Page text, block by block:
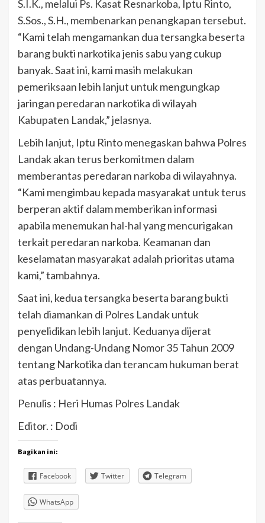
S.I.K., melalui Ps. Kasat Resnarkoba, Iptu Rinto,
S.Sos., S.H., membenarkan penangkapan tersebut.
“Kami telah mengamankan dua tersangka beserta
barang bukti narkotika jenis sabu yang cukup
banyak. Saat ini, kami masih melakukan
pemeriksaan lebih lanjut untuk mengungkap
jaringan peredaran narkotika di wilayah
Kabupaten Landak,” jelasnya.
Lebih lanjut, Iptu Rinto menegaskan bahwa Polres
Landak akan terus berkomitmen dalam
memberantas peredaran narkoba di wilayahnya.
“Kami mengimbau kepada masyarakat untuk terus
berperan aktif dalam memberikan informasi
apabila menemukan hal-hal yang mencurigakan
terkait peredaran narkoba. Keamanan dan
keselamatan masyarakat adalah prioritas utama
kami,” tambahnya.
Saat ini, kedua tersangka beserta barang bukti
telah diamankan di Polres Landak untuk
penyelidikan lebih lanjut. Keduanya dijerat
dengan Undang-Undang Nomor 35 Tahun 2009
tentang Narkotika dan terancam hukuman berat
atas perbuatannya.
Penulis : Heri Humas Polres Landak
Editor. : Dodi
Bagikan ini:
Facebook Twitter Telegram
WhatsApp